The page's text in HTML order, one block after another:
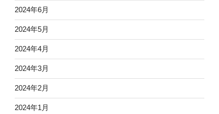
2024年6月
2024年5月
2024年4月
2024年3月
2024年2月
2024年1月